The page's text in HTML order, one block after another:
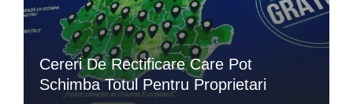
Cereri De Rectificare Care Pot
Schimba Totul Pentru Proprietari